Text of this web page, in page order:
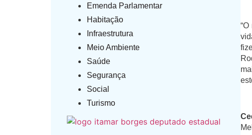
Emenda Parlamentar
Habitação
Infraestrutura
Meio Ambiente
Saúde
Segurança
Social
Turismo